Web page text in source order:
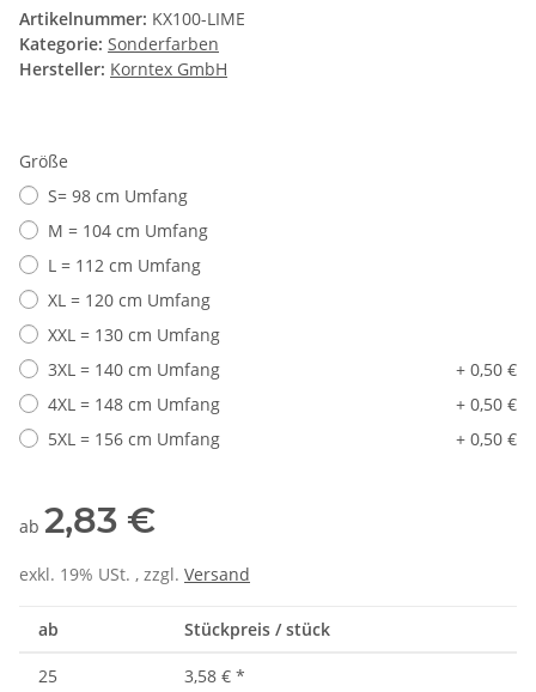
Artikelnummer: KX100-LIME
Kategorie: Sonderfarben
Hersteller: Korntex GmbH
Größe
S= 98 cm Umfang
M = 104 cm Umfang
L = 112 cm Umfang
XL = 120 cm Umfang
XXL = 130 cm Umfang
3XL = 140 cm Umfang
+ 0,50 €
4XL = 148 cm Umfang
+ 0,50 €
5XL = 156 cm Umfang
+ 0,50 €
ab 2,83 €
exkl. 19% USt. , zzgl. Versand
ab Stückpreis / stück
25 3,58 € *